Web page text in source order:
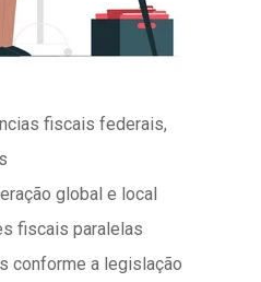
fiscais federais,
global e local
fiscais paralelas
conforme a legislação